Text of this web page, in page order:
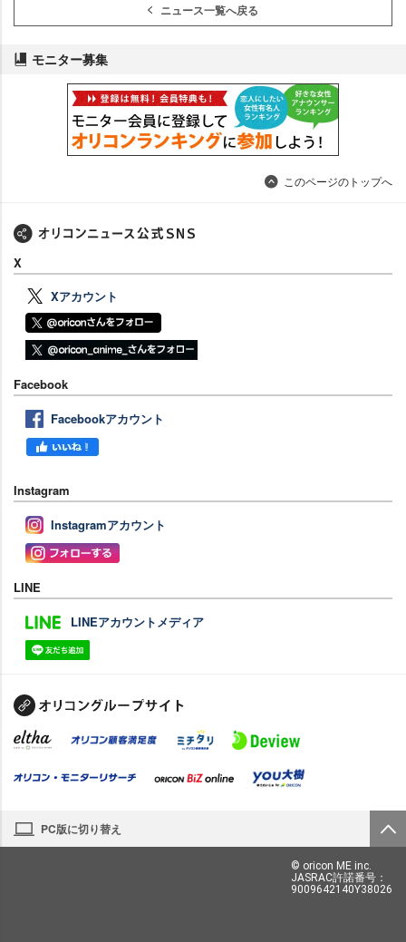
ニュース一覧へ戻る
モニター募集
このページのトップへ
X
Xアカウント
Facebook
Facebookアカウント
Instagram
Instagramアカウント
LINE
LINEアカウントメディア
PC版に切り替え
© oricon ME inc.
JASRAC許諾番号：
9009642140Y38026